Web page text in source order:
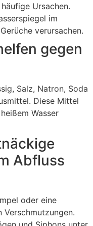
Ursachen.
im
verursachen.
gegen
Salz, Natron, Soda
Diese Mittel
Wasser
Abfluss
oder eine
Verschmutzungen.